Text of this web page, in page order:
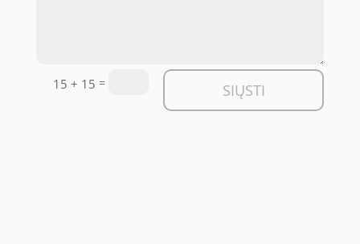
15 + 15 = SIŲSTI